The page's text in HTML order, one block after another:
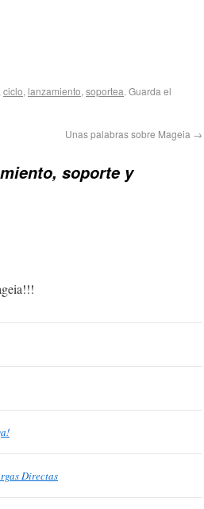
ciclo, lanzamiento, soportea. Guarda el
Unas palabras sobre Mageia →
soporte y
Directas